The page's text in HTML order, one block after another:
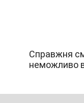
Справжня
неможливо